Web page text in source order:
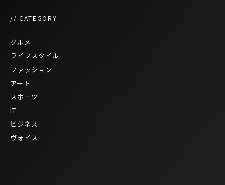
// CATEGORY
グルメ
ライフスタイル
ファッション
アート
スポーツ
IT
ビジネス
ヴォイス